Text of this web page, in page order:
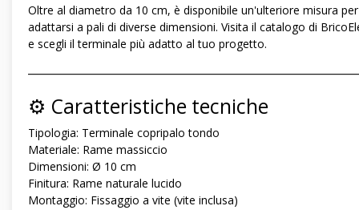
Oltre al diametro da 10 cm, è disponibile un'ulteriore misura per
adattarsi a pali di diverse dimensioni. Visita il catalogo di
e scegli il terminale più adatto al tuo progetto.
⚙️ Caratteristiche tecniche
Tipologia: Terminale copripalo tondo
Materiale: Rame massiccio
Dimensioni: Ø 10 cm
Finitura: Rame naturale lucido
Montaggio: Fissaggio a vite (vite inclusa)